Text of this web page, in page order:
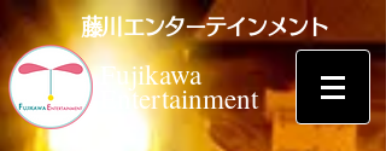
Fujikawa
Entertainment
藤川エンターテインメント